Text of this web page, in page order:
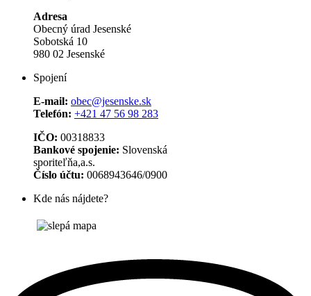
Adresa
Obecný úrad Jesenské
Sobotská 10
980 02 Jesenské
Spojení
E-mail: obec@jesenske.sk
Telefón: +421 47 56 98 283
IČO: 00318833
Bankové spojenie: Slovenská
sporiteľňa,a.s.
Číslo účtu: 0068943646/0900
Kde nás nájdete?